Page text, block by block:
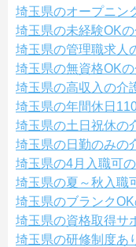
埼玉県のオープニン
埼玉県の未経験OK
埼玉県の管理職求人
埼玉県の無資格OK
埼玉県の高収入の介
埼玉県の年間休日
埼玉県の土日祝休の
埼玉県の日勤のみの
埼玉県の4月入職可
埼玉県の夏～秋入職
埼玉県のブランク
埼玉県の資格取得サ
埼玉県の研修制度あ